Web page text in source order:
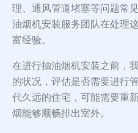
理、通风管道堵塞等问题常
油烟机安装服务团队在处理
富经验。
在进行抽油烟机安装之前，
的状况，评估是否需要进行
代久远的住宅，可能需要重
烟能够顺畅排出室外。